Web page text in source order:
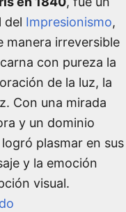
del Impresionismo,
manera irreversible
con pureza la
de la luz, la
Con una mirada
y un dominio
plasmar en sus
y la emoción
visual.